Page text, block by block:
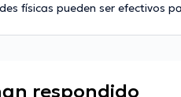
físicas pueden ser efectivos
respondido